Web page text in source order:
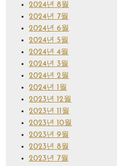
2024년 8월
2024년 7월
2024년 6월
2024년 5월
2024년 4월
2024년 3월
2024년 2월
2024년 1월
2023년 12월
2023년 11월
2023년 10월
2023년 9월
2023년 8월
2023년 7월